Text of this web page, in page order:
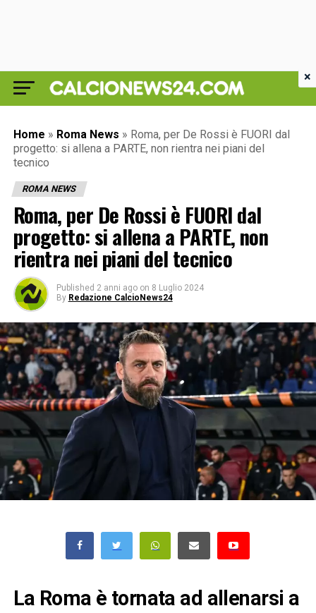
Home » Roma News » Roma, per De Rossi è FUORI dal
progetto: si allena a PARTE, non rientra nei piani del
tecnico
ROMA NEWS
Roma, per De Rossi è FUORI dal
progetto: si allena a PARTE, non
rientra nei piani del tecnico
Published 2 anni ago on 8 Luglio 2024
By Redazione CalcioNews24
La Roma è tornata ad allenarsi a
×